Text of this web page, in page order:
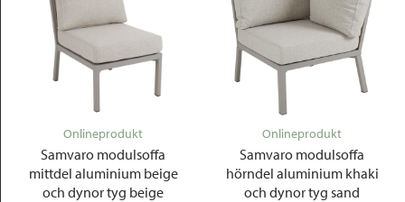
Samvaro modulsoffa
mittdel aluminium beige
och dynor tyg beige
Onlineprodukt
Samvaro modulsoffa
hörndel aluminium khaki
och dynor tyg sand
Onlineprodukt